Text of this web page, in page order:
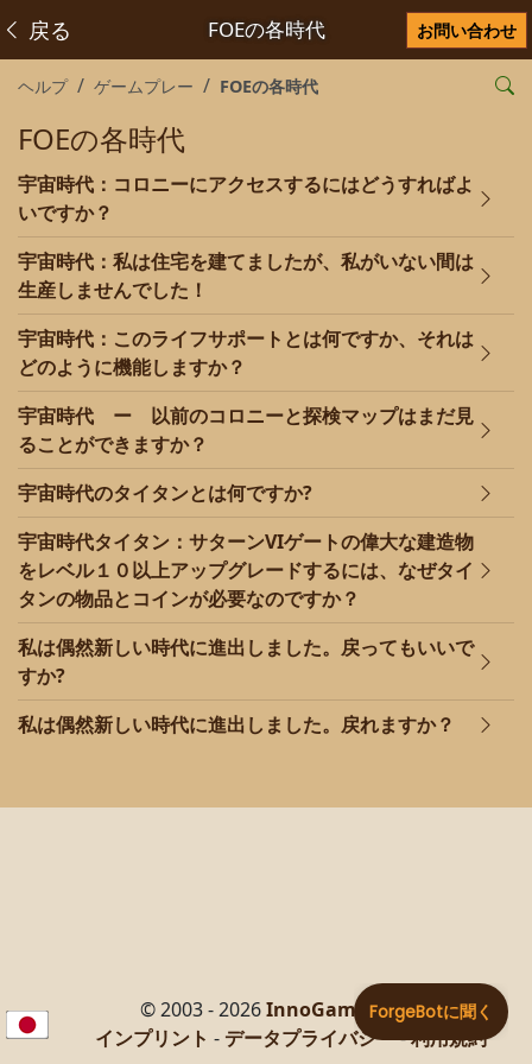
FOEの各時代
戻る お問い合わせ
ヘルプ ゲームプレー FOEの各時代
FOEの各時代
宇宙時代：コロニーにアクセスするにはどうすればよ
いですか？
宇宙時代：私は住宅を建てましたが、私がいない間は
生産しませんでした！
宇宙時代：このライフサポートとは何ですか、それは
どのように機能しますか？
宇宙時代 ー 以前のコロニーと探検マップはまだ見
ることができますか？
宇宙時代のタイタンとは何ですか?
宇宙時代タイタン：サターンVIゲートの偉大な建造物
をレベル１０以上アップグレードするには、なぜタイ
タンの物品とコインが必要なのですか？
私は偶然新しい時代に進出しました。戻ってもいいで
すか?
私は偶然新しい時代に進出しました。戻れますか？
© 2003 - 2026InnoGames GmbH
インプリント - データプライバシー-利用規約